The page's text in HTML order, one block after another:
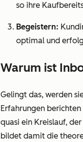
so ihre
Begeistern:
optimal und
Warum ist
Gelingt das, werden
Erfahrungen berichten
quasi ein Kreislauf,
bildet damit die